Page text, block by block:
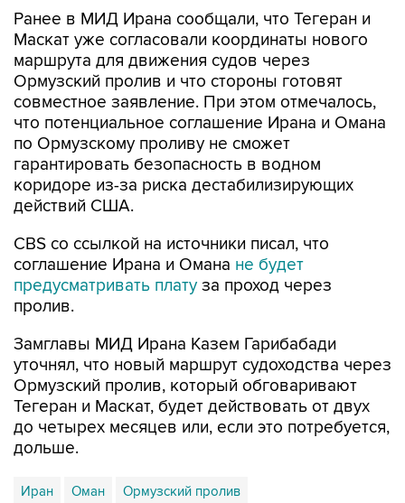
Ранее в МИД Ирана сообщали, что Тегеран и
Маскат уже согласовали координаты нового
маршрута для движения судов через
Ормузский пролив и что стороны готовят
совместное заявление. При этом отмечалось,
что потенциальное соглашение Ирана и Омана
по Ормузскому проливу не сможет
гарантировать безопасность в водном
коридоре из-за риска дестабилизирующих
действий США.
CBS со ссылкой на источники писал, что
соглашение Ирана и Омана не будет
предусматривать плату за проход через
пролив.
Замглавы МИД Ирана Казем Гарибабади
уточнял, что новый маршрут судоходства через
Ормузский пролив, который обговаривают
Тегеран и Маскат, будет действовать от двух
до четырех месяцев или, если это потребуется,
дольше.
Иран Оман Ормузский пролив